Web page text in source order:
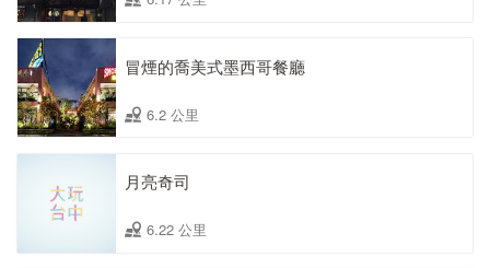
冒煙的喬美式墨西哥餐廳
6.2 公里
月亮奇司
6.22 公里